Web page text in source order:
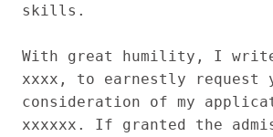
skills.
With great humility, I
xxxx, to earnestly request
consideration of my
xxxxxx. If granted the